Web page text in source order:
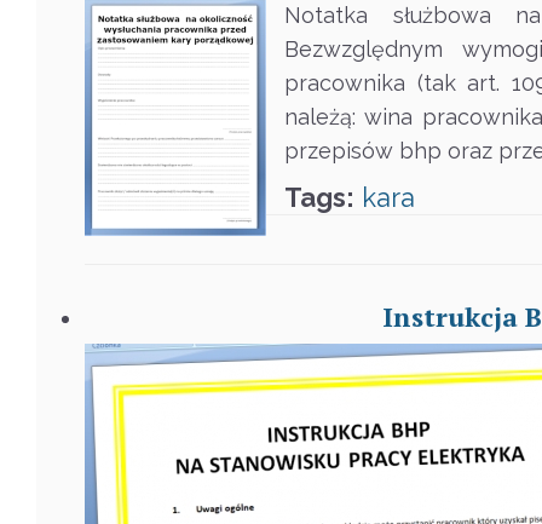
Notatka służbowa
Bezwzględnym
pracownika (tak art.
należą: wina
przepisów bhp oraz
Tags: kara
Instrukcja